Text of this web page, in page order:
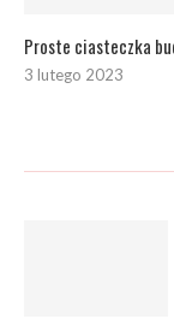
Proste ciasteczka
3 lutego 2023